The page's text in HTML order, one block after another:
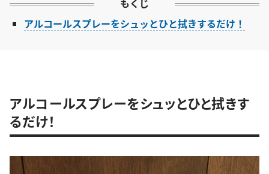
もくじ
アルコールスプレーをシュッとひと拭きするだけ！
アルコールスプレーをシュッとひと拭きす
るだけ！